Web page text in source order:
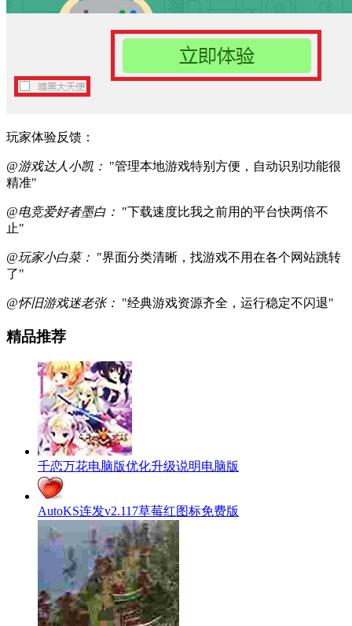
玩家体验反馈：
@游戏达人小凯： "管理本地游戏特别方便，自动识别功能很
精准"
@电竞爱好者墨白： "下载速度比我之前用的平台快两倍不
止"
@玩家小白菜： "界面分类清晰，找游戏不用在各个网站跳转
了"
@怀旧游戏迷老张： "经典游戏资源齐全，运行稳定不闪退"
精品推荐
千恋万花电脑版优化升级说明电脑版
AutoKS连发v2.117草莓红图标免费版